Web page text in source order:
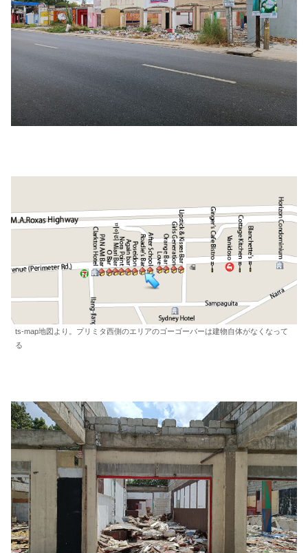
ts-map地図より。プリミタ西側のエリアのゴーゴーバーは建物自体がなくなって
る